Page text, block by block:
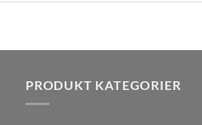
PRODUKT KATEGORIER